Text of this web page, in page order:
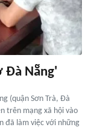
Đà Nẵng'
(quận Sơn Trà, Đà
trên mạng xã hội vào
đã làm việc với những